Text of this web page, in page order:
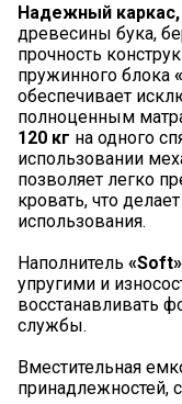
Надежный каркас,
древесины бука,
прочность
пружинного блока
обеспечивает
полноценным
120 кг на одного
использовании
позволяет легко
кровать, что
использования.
Наполнитель «Soft»
упругими и
восстанавливать
службы.
Вместительная
принадлежностей,